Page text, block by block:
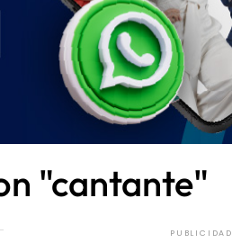
"cantante"
PUBLICIDAD